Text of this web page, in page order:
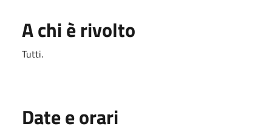
A chi è rivolto
Tutti.
Date e orari